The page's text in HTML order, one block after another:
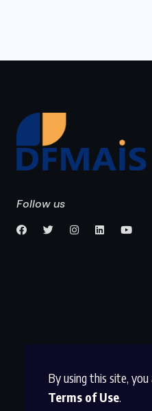
By using this site,
Terms of Use.
Follow us